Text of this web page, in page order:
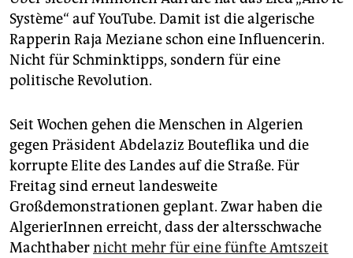
fragen & hilfe
unterstützen
abo
epaper login
Système“ auf YouTube. Damit ist die algerische
Rapperin Raja Meziane schon eine Influencerin.
Nicht für Schminktipps, sondern für eine
politische Revolution.
Seit Wochen gehen die Menschen in Algerien
gegen Präsident Abdelaziz Bouteflika und die
korrupte Elite des Landes auf die Straße. Für
Freitag sind erneut landesweite
Großdemonstrationen geplant. Zwar haben die
AlgerierInnen erreicht, dass der altersschwache
Machthabernicht mehr für eine fünfte Amtszeit